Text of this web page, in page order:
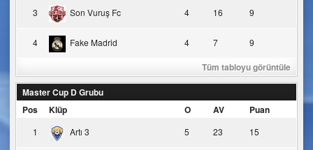
3 Son Vuruş Fc 4 16 9
4 Fake Madrid 4 7 9
Tüm tabloyu görüntüle
Master Cup D Grubu
Pos
Klüp O AV Puan
1 Artı 3 5 23 15